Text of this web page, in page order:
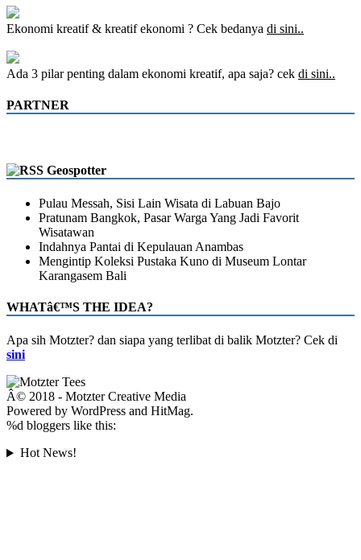
Ekonomi kreatif & kreatif ekonomi ? Cek bedanya di sini..
Ada 3 pilar penting dalam ekonomi kreatif, apa saja? cek di sini..
PARTNER
Geospotter
Pulau Messah, Sisi Lain Wisata di Labuan Bajo
Pratunam Bangkok, Pasar Warga Yang Jadi Favorit
Wisatawan
Indahnya Pantai di Kepulauan Anambas
Mengintip Koleksi Pustaka Kuno di Museum Lontar
Karangasem Bali
WHATâ€™S THE IDEA?
Apa sih Motzter? dan siapa yang terlibat di balik Motzter? Cek di
sini
Â© 2018 - Motzter Creative Media
Powered by WordPress and HitMag.
%d bloggers like this:
Hot News!